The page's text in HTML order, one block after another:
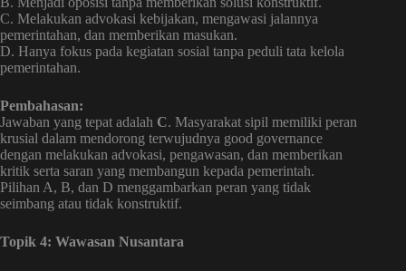
C. Melakukan advokasi kebijakan, mengawasi jalannya
pemerintahan, dan memberikan masukan.
D. Hanya fokus pada kegiatan sosial tanpa peduli tata kelola
pemerintahan.
Pembahasan:
Jawaban yang tepat adalah C. Masyarakat sipil memiliki peran
krusial dalam mendorong terwujudnya good governance
dengan melakukan advokasi, pengawasan, dan memberikan
kritik serta saran yang membangun kepada pemerintah.
Pilihan A, B, dan D menggambarkan peran yang tidak
seimbang atau tidak konstruktif.
Topik 4: Wawasan Nusantara